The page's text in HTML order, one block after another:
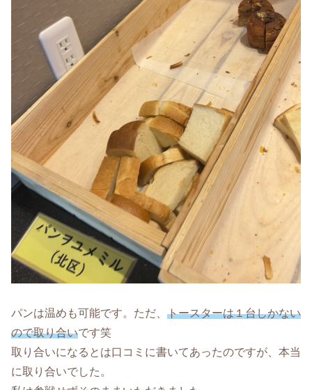
パンは温めも可能です。ただ、 トースターは１台しかない
ので取り合いです笑
取り合いになるとは口コミに書いてあったのですが、本当
に取り合いでした。